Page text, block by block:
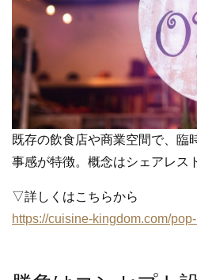
既存の飲食店や商業空間で、臨
事感が特徴。概念はシェアレス
▽詳しくはこちらから
https://cuisine-kingdom.com/